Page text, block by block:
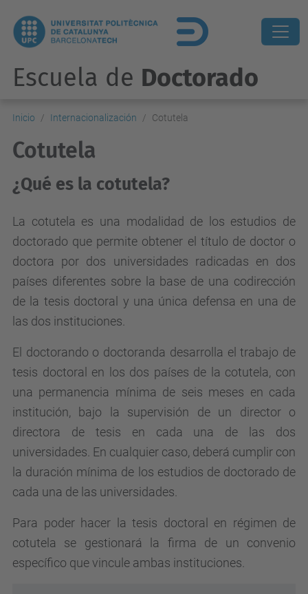
Escuela de Doctorado
Inicio Internacionalización Cotutela
Cotutela
¿Qué es la cotutela?
La cotutela es una modalidad de los estudios de
doctorado que permite obtener el título de doctor o
doctora por dos universidades radicadas en dos
países diferentes sobre la base de una codirección
de la tesis doctoral y una única defensa en una de
las dos instituciones.
El doctorando o doctoranda desarrolla el trabajo de
tesis doctoral en los dos países de la cotutela, con
una permanencia mínima de seis meses en cada
institución, bajo la supervisión de un director o
directora de tesis en cada una de las dos
universidades. En cualquier caso, deberá cumplir con
la duración mínima de los estudios de doctorado de
cada una de las universidades.
Para poder hacer la tesis doctoral en régimen de
cotutela se gestionará la firma de un convenio
específico que vincule ambas instituciones.